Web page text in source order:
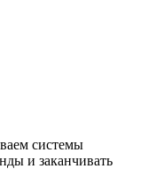
системы
и заканчивать